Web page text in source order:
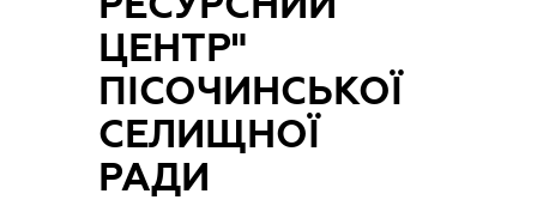
ЦЕНТР"
ПІСОЧИНСЬКОЇ
СЕЛИЩНОЇ
РАДИ